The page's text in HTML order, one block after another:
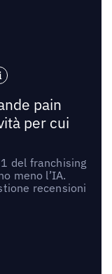
pain
per cui
del franchising
meno l’IA.
recensioni